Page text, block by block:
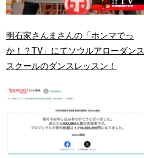
明石家さんまさんの「ホンマでっ
か！？TV」にてソウルアローダンス
スクールのダンスレッスン！